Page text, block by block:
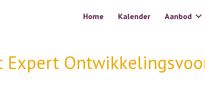
Home Kalender Aanbod